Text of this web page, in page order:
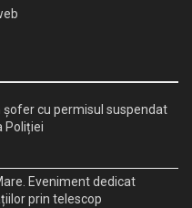
șofer cu permisul suspendat
Poliției
Eveniment dedicat
prin telescop